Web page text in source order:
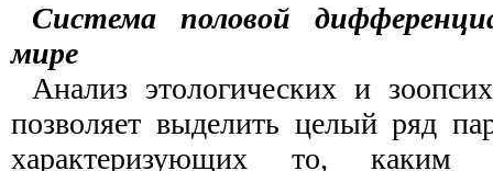
Система половой
мире
Анализ этологических и
позволяет выделить целый ряд
характеризующих то, каким